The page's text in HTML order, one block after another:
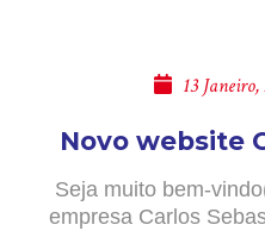
13
Novo website
Seja muito bem-
empresa Carlos